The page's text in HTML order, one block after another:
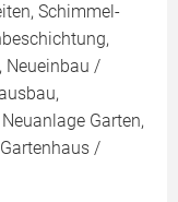
Schimmel-
Neueinbau /
Garten,
/